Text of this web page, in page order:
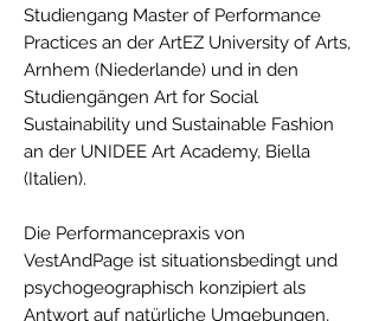
Studiengang Master of Performance
Practices an der ArtEZ University of Arts,
Arnhem (Niederlande) und in den
Studiengängen Art for Social
Sustainability und Sustainable Fashion
an der UNIDEE Art Academy, Biella
(Italien).
Die Performancepraxis von
VestAndPage ist situationsbedingt und
psychogeographisch konzipiert als
Antwort auf natürliche Umgebungen,